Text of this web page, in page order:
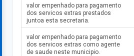
valor empenhado para pagamento
dos servicos extras prestados
juntoa esta secretaria.
valor empenhado para pagamento
dos servicos extras como agente
de saude neste municipio.